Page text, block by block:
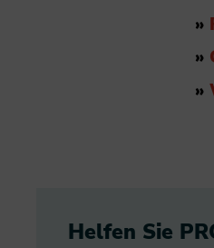
»
»
»
Helfen Sie